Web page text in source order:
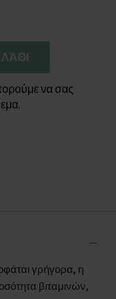
να σας
γρήγορα, η
βιταμινών,